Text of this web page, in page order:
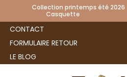
Collection printemps été
Casquette La
CONTACT
FORMULAIRE RETOUR
LE BLOG